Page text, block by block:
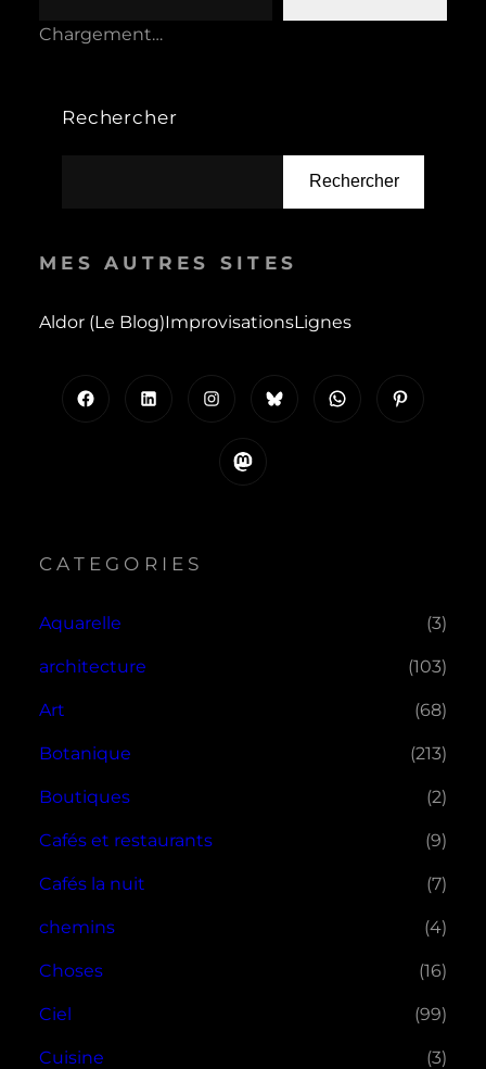
Chargement…
Rechercher
Rechercher
MES AUTRES SITES
Aldor (le Blog)ImprovisationsLignes
Instagram WhatsApp
Mastodon
CATEGORIES
Aquarelle (3)
architecture (103)
Art (68)
Botanique (213)
Boutiques (2)
Cafés et restaurants (9)
Cafés la nuit (7)
chemins (4)
Choses (16)
Ciel (99)
Cuisine (3)